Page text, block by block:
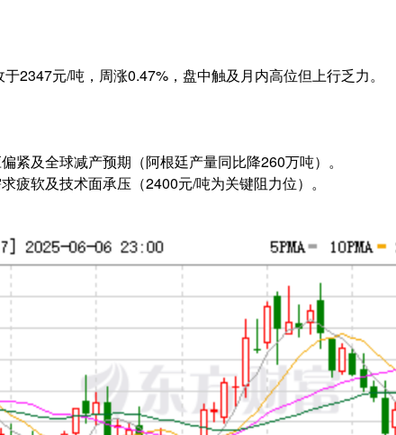
2347元/吨，周涨0.47%，盘中触及月内高位但上行乏力。
紧及全球减产预期（阿根廷产量同比降260万吨）。
疲软及技术面承压（2400元/吨为关键阻力位）。